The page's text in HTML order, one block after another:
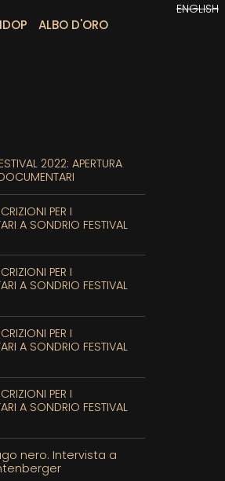
ALBO D'ORO
ENGLISH
2022: APERTURA
PER I
A SONDRIO FESTIVAL
PER I
A SONDRIO FESTIVAL
PER I
A SONDRIO FESTIVAL
PER I
A SONDRIO FESTIVAL
nero. Intervista a